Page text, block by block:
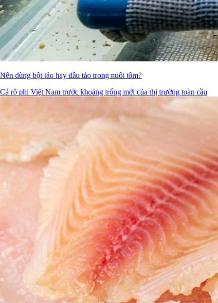
Nên dùng bột tảo hay dầu tảo trong nuôi tôm?
Cá rô phi Việt Nam trước khoảng trống mới của thị trường toàn cầu